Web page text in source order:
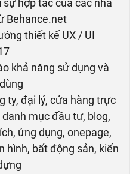
hợp tác của các nhà
Behance.net
thiết kế UX / UI
khả năng sử dụng và
ty, đại lý, cửa hàng trực
mục đầu tư, blog,
ứng dụng, onepage,
hình, bất động sản, kiến